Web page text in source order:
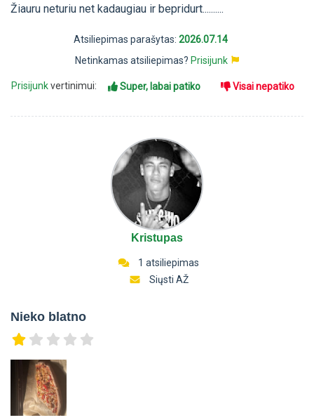
Žiauru neturiu net kadaugiau ir bepridurt..........
Atsiliepimas parašytas: 2026.07.14
Netinkamas atsiliepimas? Prisijunk
Prisijunkvertinimui: Super, labai patiko Visai nepatiko
Kristupas
1 atsiliepimas
Siųsti AŽ
Nieko blatno